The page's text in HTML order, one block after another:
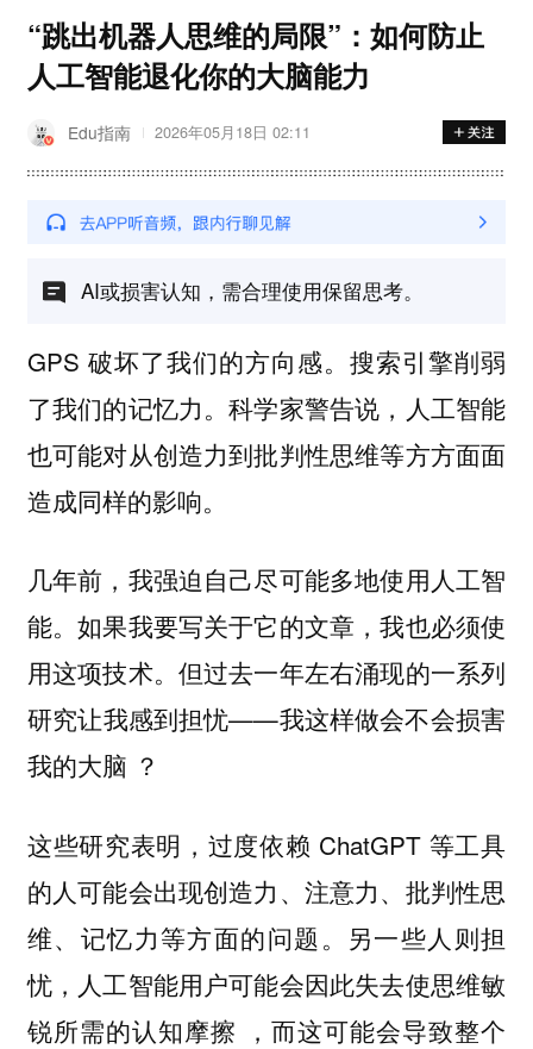
“跳出机器人思维的局限”：如何防止
人工智能退化你的大脑能力
Edu指南 2026年05月18日 02:11
AI或损害认知，需合理使用保留思考。
GPS 破坏了我们的方向感。搜索引擎削弱
了我们的记忆力。科学家警告说，人工智能
也可能对从创造力到批判性思维等方方面面
造成同样的影响。
几年前，我强迫自己尽可能多地使用人工智
能。如果我要写关于它的文章，我也必须使
用这项技术。但过去一年左右涌现的一系列
研究让我感到担忧——我这样做会不会损害
我的大脑 ？
这些研究表明，过度依赖 ChatGPT 等工具
的人可能会出现创造力、注意力、批判性思
维、记忆力等方面的问题。另一些人则担
忧，人工智能用户可能会因此失去使思维敏
锐所需的认知摩擦 ，而这可能会导致整个